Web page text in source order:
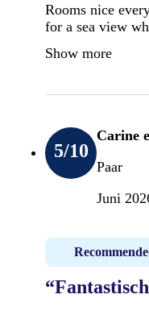
Rooms nice
for a sea view
Show more
5/10
Carine
Paar
Juni